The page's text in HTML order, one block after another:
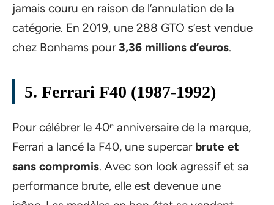
jamais couru en raison de l’annulation de la
catégorie. En 2019, une 288 GTO s’est vendue
chez Bonhams pour 3,36 millions d’euros.
5. Ferrari F40 (1987-1992)
Pour célébrer le 40ᵉ anniversaire de la marque,
Ferrari a lancé la F40, une supercar brute et
sans compromis. Avec son look agressif et sa
performance brute, elle est devenue une